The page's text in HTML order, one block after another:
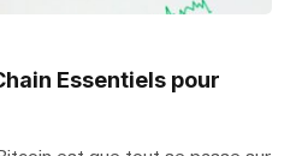
Essentiels pour